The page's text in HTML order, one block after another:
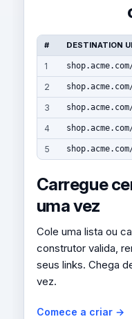
# DESTINATION
1
2
3
4
5
Carregue
uma vez
Cole uma lista ou
construtor valida,
seus links. Chega
vez.
Comece a criar →